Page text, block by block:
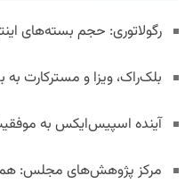
رگولاتوری: حجم بسته‌های
بلک‌راک، ویزا و مسترکارت
آینده اسپیس‌ایکس به
مرکز پژوهش‌های مجلس: